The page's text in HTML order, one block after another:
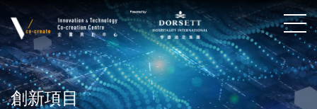
創新項目